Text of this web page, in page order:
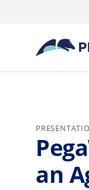
Pular para o
an